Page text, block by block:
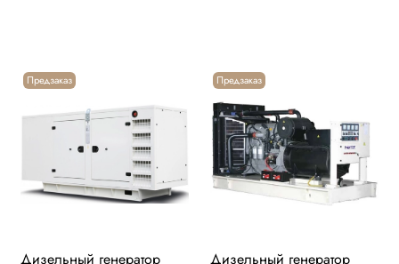
Предзаказ
Дизельный генератор
Предзаказ
Дизельный генератор